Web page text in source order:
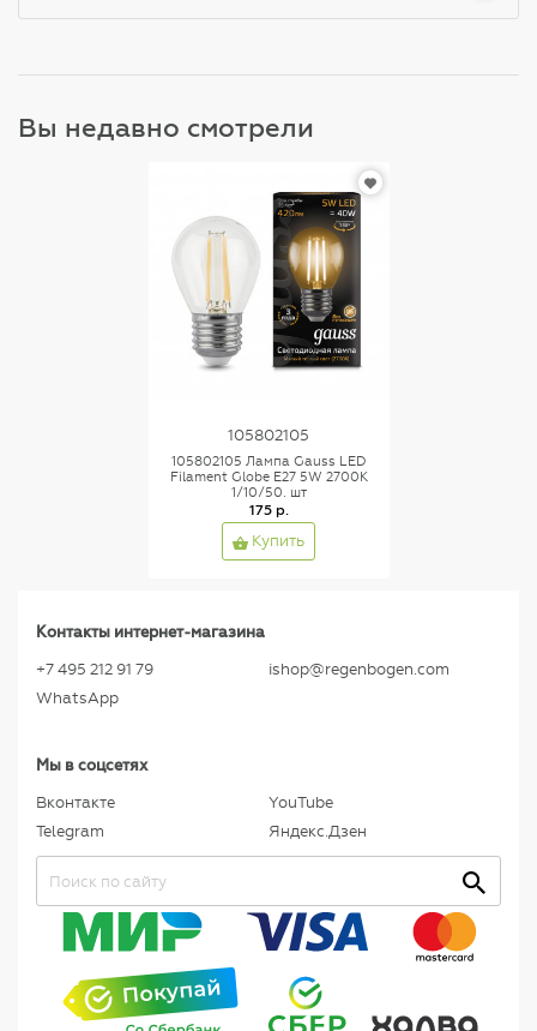
Вы недавно смотрели
105802105
105802105 Лампа Gauss LED
Filament Globe E27 5W 2700K
1/10/50, шт
175 р.
Купить
Контакты интернет-магазина
+7 495 212 91 79
WhatsApp
ishop@regenbogen.com
Мы в соцсетях
Вконтакте
Telegram
YouTube
Яндекс.Дзен